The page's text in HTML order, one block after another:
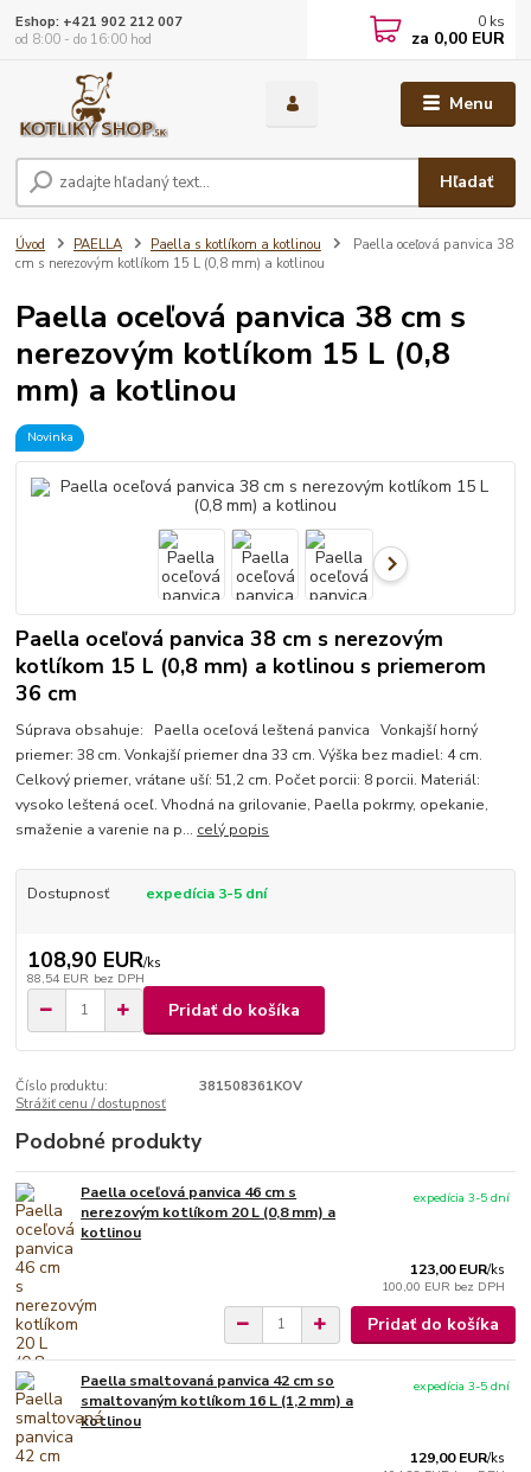
Menu
Hľadať
Eshop: +421 902 212 007
od 8:00 - do 16:00 hod
0 ks
za 0,00 EUR
Úvod PAELLA Paella s kotlíkom a kotlinou
Paella oceľová panvica 38
cm s nerezovým kotlíkom 15 L (0,8 mm) a kotlinou
Paella oceľová panvica 38 cm s
nerezovým kotlíkom 15 L (0,8
mm) a kotlinou
Novinka
Paella oceľová panvica 38 cm s nerezovým
kotlíkom 15 L (0,8 mm) a kotlinou s priemerom
36 cm
Súprava obsahuje: Paella oceľová leštená panvica Vonkajší horný
priemer: 38 cm. Vonkajší priemer dna 33 cm. Výška bez madiel: 4 cm.
Celkový priemer, vrátane uší: 51,2 cm. Počet porcii: 8 porcii. Materiál:
vysoko leštená oceľ. Vhodná na grilovanie, Paella pokrmy, opekanie,
smaženie a varenie na p... celý popis
Dostupnosť expedícia 3-5 dní
108,90 EUR/ks
88,54 EUR bez DPH
Pridať do košíka
Číslo produktu:
381508361KOV
Strážiť cenu / dostupnosť
Podobné produkty
Paella oceľová panvica 46 cm s
nerezovým kotlíkom 20 L (0,8 mm) a
kotlinou
123,00 EUR/ks
100,00 EUR bez DPH
expedícia 3-5 dní
Pridať do košíka
Paella smaltovaná panvica 42 cm so
smaltovaným kotlíkom 16 L (1,2 mm) a
kotlinou
129,00 EUR/ks
expedícia 3-5 dní